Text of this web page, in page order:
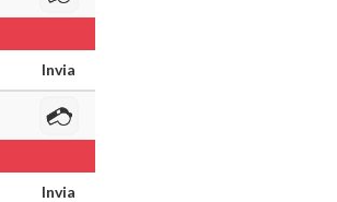
Invia
Invia